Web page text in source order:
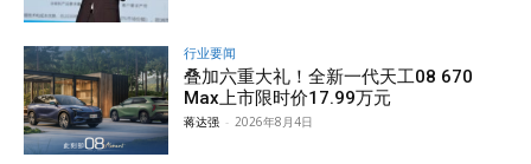
行业要闻
叠加六重大礼！全新一代天工08 670
Max上市限时价17.99万元
蒋达强 - 2026年8月4日